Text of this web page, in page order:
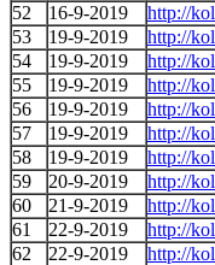
52
16-9-2019
http://
53
19-9-2019
http://
54
19-9-2019
http://
55
19-9-2019
http://
56
19-9-2019
http://
57
19-9-2019
http://
58
19-9-2019
http://
59
20-9-2019
http://
60
21-9-2019
http://
61
22-9-2019
http://
62
22-9-2019
http://